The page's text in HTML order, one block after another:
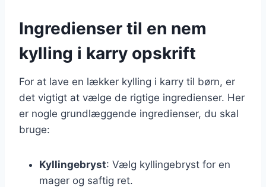
Ingredienser til en nem
kylling i karry opskrift
For at lave en lækker kylling i karry til børn, er
det vigtigt at vælge de rigtige ingredienser. Her
er nogle grundlæggende ingredienser, du skal
bruge:
Kyllingebryst: Vælg kyllingebryst for en
mager og saftig ret.